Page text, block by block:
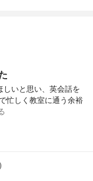
しいと思い、英会話を
忙しく教室に通う余裕